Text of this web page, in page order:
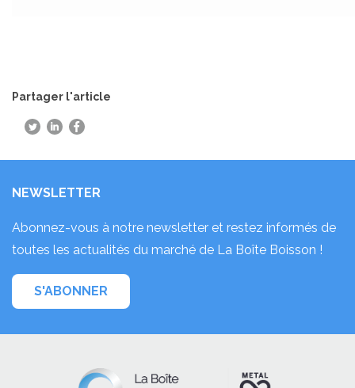
Partager l'article
NEWSLETTER
Abonnez-vous à notre newsletter et restez informés de
toutes les actualités du marché de La Boîte Boisson !
S'ABONNER